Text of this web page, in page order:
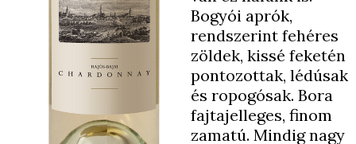
Bogyói aprók,
rendszerint fehéres
zöldek, kissé feketén
pontozottak, lédúsak
és ropogósak. Bora
fajtajelleges, finom
zamatú. Mindig nagy